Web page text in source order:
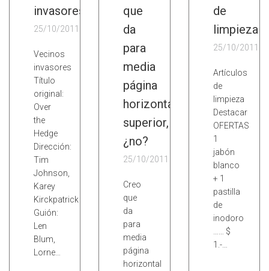
invasores
25/10/2011
Vecinos
invasores
Título
original:
Over
the
Hedge
Dirección:
Tim
Johnson,
Karey
Kirckpatrick
Guión:
Len
Blum,
Lorne…
que
da
para
media
página
horizontal
superior,
¿no?
25/10/2011
Creo
que
da
para
media
página
horizontal
de
limpieza
25/10/2011
Artículos
de
limpieza
Destacar
OFERTAS
1
jabón
blanco
+ 1
pastilla
de
inodoro
…… $
1.-…